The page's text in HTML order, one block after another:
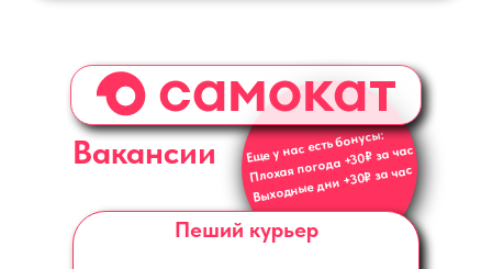
Еще у нас есть бонусы:
Плохая погода +30₽ за час
Выходные дни +30₽ за час
Вакансии
Пеший курьер